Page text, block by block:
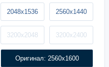
2048x1536 2560x1440
3200x2048 3200x2400
Оригинал: 2560x1600